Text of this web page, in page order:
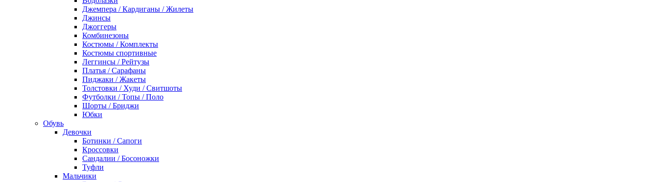
Джемпера / Кардиганы / Жилеты
Джинсы
Джоггеры
Комбинезоны
Костюмы / Комплекты
Костюмы спортивные
Леггинсы / Рейтузы
Платья / Сарафаны
Пиджаки / Жакеты
Толстовки / Худи / Свитшоты
Футболки / Топы / Поло
Шорты / Бриджи
Юбки
Обувь
Девочки
Ботинки / Сапоги
Кроссовки
Сандалии / Босоножки
Туфли
Мальчики